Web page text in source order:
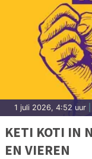
1 juli 2026, 4:52 uur
KETI KOTI IN
EN VIEREN